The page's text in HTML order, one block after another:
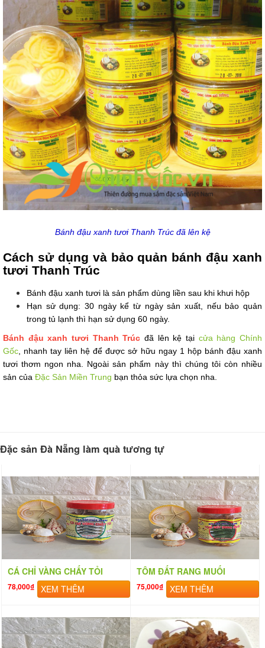
Bánh đậu xanh tươi Thanh Trúc đã lên kệ
Cách sử dụng và bảo quản bánh đậu xanh
tươi Thanh Trúc
Bánh đậu xanh tươi là sản phẩm dùng liền sau khi khưi hộp
Hạn sử dụng: 30 ngày kể từ ngày sản xuất, nếu bảo quản
trong tủ lạnh thì hạn sử dụng 60 ngày.
​Bánh đậu xanh tươi Thanh Trúc đã lên kệ tại cửa hàng Chính
Gốc, nhanh tay liên hệ để được sở hữu ngay 1 hộp bánh đậu xanh
tươi thơm ngon nha. Ngoài sản phẩm này thì chúng tôi còn nhiều
sản của Đặc Sản Miền Trung bạn thỏa sức lựa chọn nha.
Đặc sản Đà Nẵng làm quà tương tự
CÁ CHỈ VÀNG CHẤY TỎI
78,000₫ XEM THÊM
TÔM ĐẤT RANG MUỐI
75,000₫ XEM THÊM